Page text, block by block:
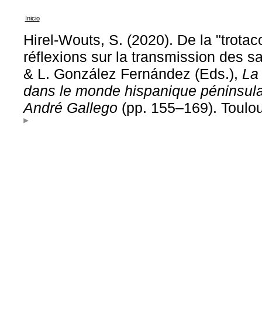
Inicio
Hirel-Wouts, S. (2020). De la
réflexions sur la transmission des
& L. González Fernández (Eds.),
dans le monde hispanique
André Gallego (pp. 155–169).